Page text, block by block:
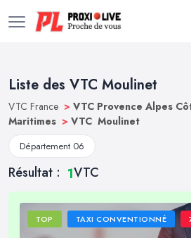
Liste des VTC Moulinet
VTC France > VTC Provence Alpes
Maritimes > VTC Moulinet
Département 06
Résultat : 1VTC
TOP TAXI CONVENTIONNÉ